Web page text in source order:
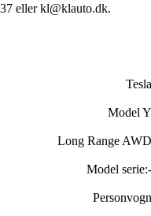
eller kl@klauto.dk.
Tesla
Model Y
Long Range AWD
Model serie:-
Personvogn